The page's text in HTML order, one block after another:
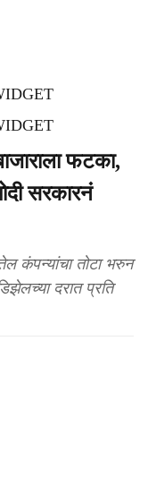
फटका,
सरकारनं
कंपन्यांचा तोटा भरुन
दरात प्रति